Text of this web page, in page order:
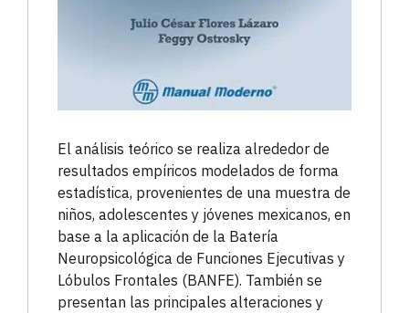
El análisis teórico se realiza alrededor de
resultados empíricos modelados de forma
estadística, provenientes de una muestra de
niños, adolescentes y jóvenes mexicanos, en
base a la aplicación de la Batería
Neuropsicológica de Funciones Ejecutivas y
Lóbulos Frontales (BANFE). También se
presentan las principales alteraciones y